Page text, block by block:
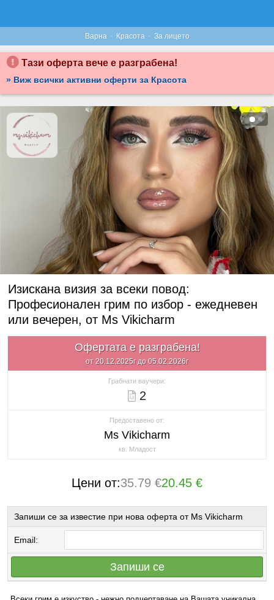
Варна · Красота · За лицето
Тази оферта вече е разграбена!
» Виж всички активни оферти за Красота
Изискана визия за всеки повод:
Професионален грим по избор - ежедневен
или вечерен, от Ms Vikicharm
Офертата е разграбена!
от 20.12.2025г до 05.02.2026г
Грабнати ваучери:
2
Предоставено от:
Ms Vikicharm
кв. Младост
Цени от:35.79 €20.45 €
Запиши се за известие при нова оферта от Ms Vikicharm
Email:
Запиши се